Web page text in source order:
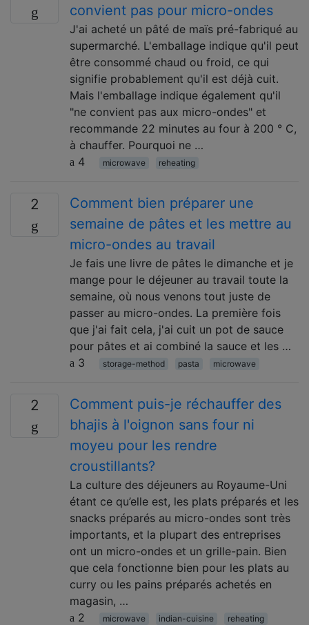
convient pas pour micro-ondes
J'ai acheté un pâté de maïs pré-fabriqué au
supermarché. L'emballage indique qu'il peut
être consommé chaud ou froid, ce qui
signifie probablement qu'il est déjà cuit.
Mais l'emballage indique également qu'il
"ne convient pas aux micro-ondes" et
recommande 22 minutes au four à 200 ° C,
à chauffer. Pourquoi ne …
4
microwave reheating
2
Comment bien préparer une
semaine de pâtes et les mettre au
micro-ondes au travail
Je fais une livre de pâtes le dimanche et je
mange pour le déjeuner au travail toute la
semaine, où nous venons tout juste de
passer au micro-ondes. La première fois
que j'ai fait cela, j'ai cuit un pot de sauce
pour pâtes et ai combiné la sauce et les …
3
storage-method pasta microwave
2
Comment puis-je réchauffer des
bhajis à l'oignon sans four ni
moyeu pour les rendre
croustillants?
La culture des déjeuners au Royaume-Uni
étant ce qu’elle est, les plats préparés et les
snacks préparés au micro-ondes sont très
importants, et la plupart des entreprises
ont un micro-ondes et un grille-pain. Bien
que cela fonctionne bien pour les plats au
curry ou les pains préparés achetés en
magasin, …
2
microwave indian-cuisine
reheating